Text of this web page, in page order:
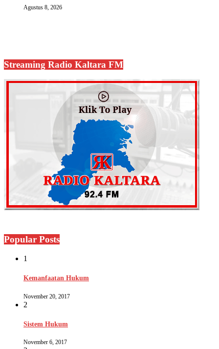
Agustus 8, 2026
Streaming Radio Kaltara FM
Popular Posts
1
Kemanfaatan Hukum
November 20, 2017
2
Sistem Hukum
November 6, 2017